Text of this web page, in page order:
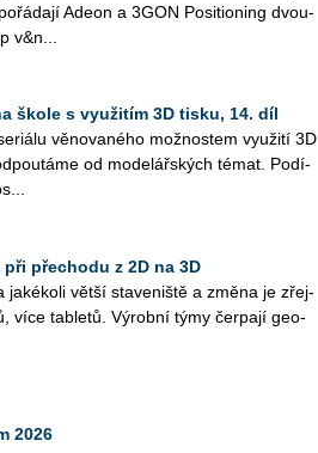
Adeon a 3GON Po­si­ti­o­ning dvou­
v&n...
škole s využitím 3D tisku, 14. díl
vě­no­va­né­ho mož­nos­tem vy­u­ži­tí 3D
od mo­de­lář­ských témat. Po­dí­
přechodu z 2D na 3D
ja­ké­ko­li větší sta­ve­niš­tě a změna je zřej­
více table­tů. Vý­rob­ní týmy čer­pa­jí ge­o­
2026